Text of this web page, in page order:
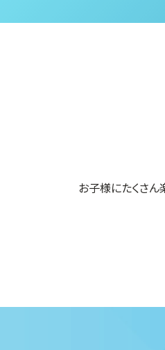
お子様にたくさん